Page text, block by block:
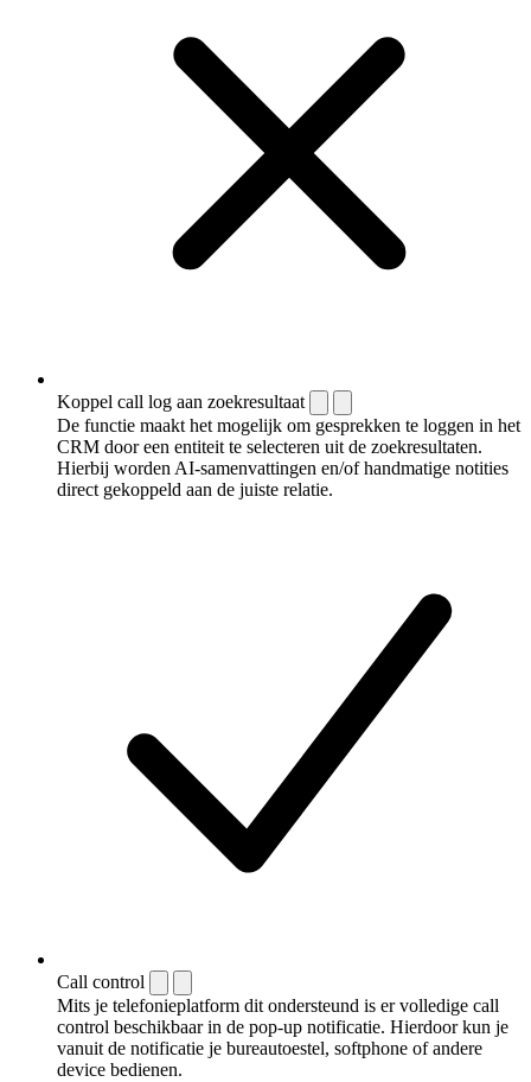
Koppel call log aan zoekresultaat
De functie maakt het mogelijk om gesprekken te loggen in het
CRM door een entiteit te selecteren uit de zoekresultaten.
Hierbij worden AI-samenvattingen en/of handmatige notities
direct gekoppeld aan de juiste relatie.
Call control
Mits je telefonieplatform dit ondersteund is er volledige call
control beschikbaar in de pop-up notificatie. Hierdoor kun je
vanuit de notificatie je bureautoestel, softphone of andere
device bedienen.